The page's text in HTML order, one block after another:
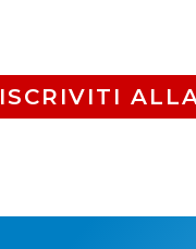
ISCRIVITI